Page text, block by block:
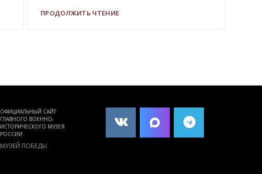
ПРОДОЛЖИТЬ ЧТЕНИЕ
ОФИЦИАЛЬНЫЙ САЙТ
ГЛАВНОГО ВОЕННО-
ИСТОРИЧЕСКОГО МУЗЕЯ
РОССИИ
МУЗЕЙ ПОБЕДЫ
НАСЛЕДИЯ, ТРАДИЦИЙ
НАРОДОВ РОССИИ
КУЛЬТУРА.РФ